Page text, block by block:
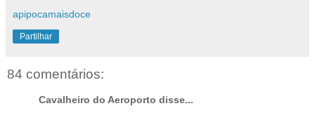
apipocamaisdoce
Partilhar
84 comentários:
Cavalheiro do Aeroporto disse...